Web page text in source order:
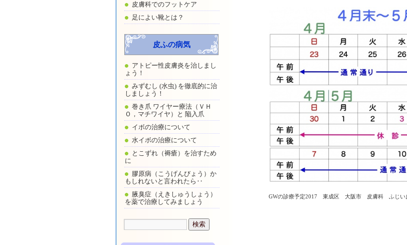
GWの診療予定2017 東成区 大阪市 皮膚科 ふじい
皮膚科でのフットケア
足によい靴とは？
皮ふの病気
アトピー性皮膚炎を治しまし
ょう！
みずむし (水虫) を徹底的に治
しましょう！
巻き爪 ワイヤー療法（ＶＨ
Ｏ，マチワイヤ）と 陥入爪
イボの治療について
水イボの治療について
とこずれ（褥瘡）を治すため
に
膠原病（こうげんびょう）か
もしれないと言われたら‥
腋臭症（えきしゅうしょう）
を薬で治療してみましょう